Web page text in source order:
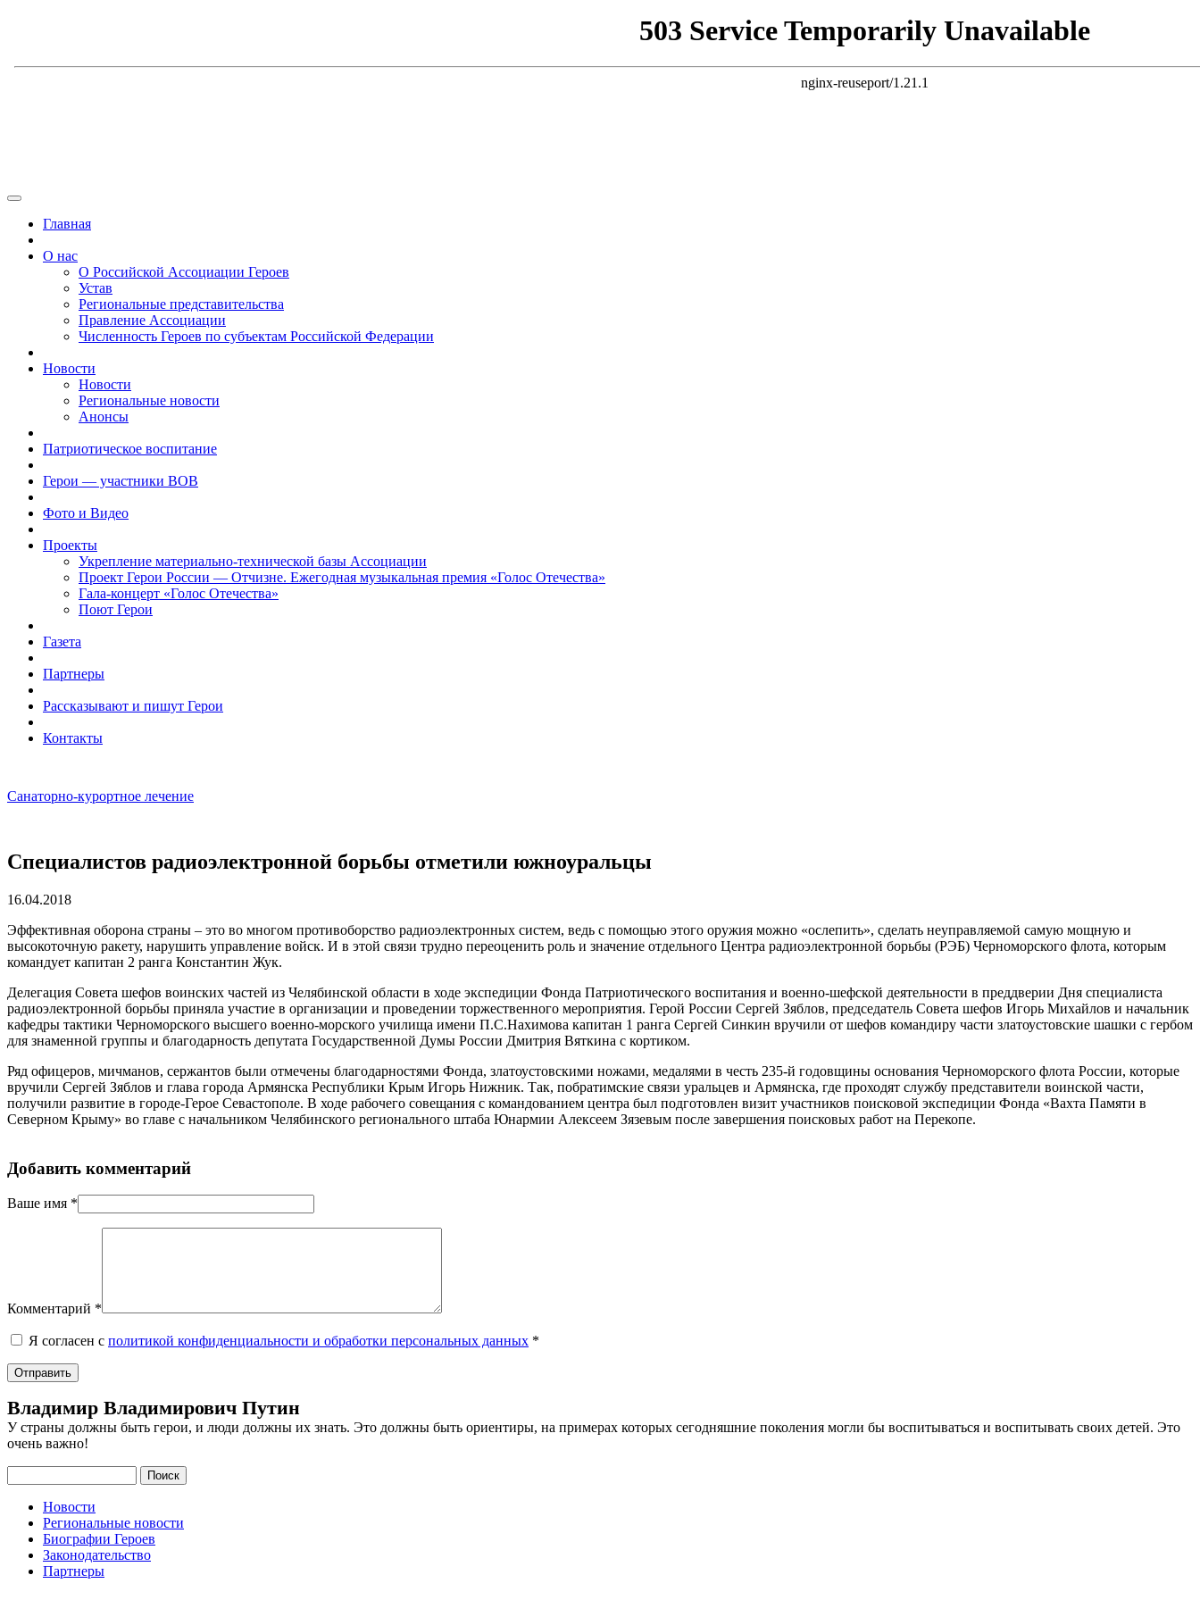
Главная
О нас
О Российской Ассоциации Героев
Устав
Региональные представительства
Правление Ассоциации
Численность Героев по субъектам Российской Федерации
Новости
Новости
Региональные новости
Анонсы
Патриотическое воспитание
Герои — участники ВОВ
Фото и Видео
Проекты
Укрепление материально-технической базы Ассоциации
Проект Герои России — Отчизне. Ежегодная музыкальная премия «Голос Отечества»
Гала-концерт «Голос Отечества»
Поют Герои
Газета
Партнеры
Рассказывают и пишут Герои
Контакты
Санаторно-курортное лечение
Специалистов радиоэлектронной борьбы отметили южноуральцы
16.04.2018
Эффективная оборона страны – это во многом противоборство радиоэлектронных систем, ведь с помощью этого оружия можно «ослепить», сделать неуправляемой самую мощную и
высокоточную ракету, нарушить управление войск. И в этой связи трудно переоценить роль и значение отдельного Центра радиоэлектронной борьбы (РЭБ) Черноморского флота, которым
командует капитан 2 ранга Константин Жук.
Делегация Совета шефов воинских частей из Челябинской области в ходе экспедиции Фонда Патриотического воспитания и военно-шефской деятельности в преддверии Дня специалиста
радиоэлектронной борьбы приняла участие в организации и проведении торжественного мероприятия. Герой России Сергей Зяблов, председатель Совета шефов Игорь Михайлов и начальник
кафедры тактики Черноморского высшего военно-морского училища имени П.С.Нахимова капитан 1 ранга Сергей Синкин вручили от шефов командиру части златоустовские шашки с гербом
для знаменной группы и благодарность депутата Государственной Думы России Дмитрия Вяткина с кортиком.
Ряд офицеров, мичманов, сержантов были отмечены благодарностями Фонда, златоустовскими ножами, медалями в честь 235-й годовщины основания Черноморского флота России, которые
вручили Сергей Зяблов и глава города Армянска Республики Крым Игорь Нижник. Так, побратимские связи уральцев и Армянска, где проходят службу представители воинской части,
получили развитие в городе-Герое Севастополе. В ходе рабочего совещания с командованием центра был подготовлен визит участников поисковой экспедиции Фонда «Вахта Памяти в
Северном Крыму» во главе с начальником Челябинского регионального штаба Юнармии Алексеем Зязевым после завершения поисковых работ на Перекопе.
Добавить комментарий
Ваше имя *
Комментарий *
Я согласен с политикой конфиденциальности и обработки персональных данных *
Владимир Владимирович Путин
У страны должны быть герои, и люди должны их знать. Это должны быть ориентиры, на примерах которых сегодняшние поколения могли бы воспитываться и воспитывать своих детей. Это
очень важно!
Поиск
Новости
Региональные новости
Биографии Героев
Законодательство
Партнеры